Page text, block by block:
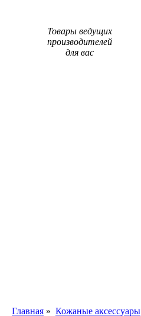
Товары ведущих
производителей
для вас
Главная » Кожаные аксессуары